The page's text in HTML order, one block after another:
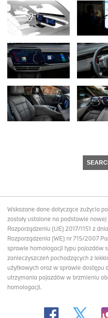
Wskazane dane dotyczące zużycia
zostały ustalone na podstawie
Rozporządzeniu (UE) 2017/1151 z
Rozporządzenia (WE) nr 715/2007
sprawie homologacji typu pojazdów
zanieczyszczeń pochodzących z
użytkowych oraz w sprawie dostępu
utrzymania pojazdów w brzmieniu
homologacji.